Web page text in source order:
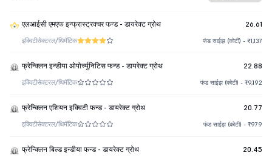
एलआईसी एमएफ इन्फ्रास्ट्रक्चर फन्ड - डायरेक्ट ग्रोथ 26.61
इक्विटीसेक्टरल/थिमॅटिक फंड साईझ (कोटी) - ₹1,137
फ्रेन्क्लिन इन्डीया ओपोर्च्युनिटिस फन्ड - डायरेक्ट ग्रोथ 22.88
इक्विटीसेक्टरल/थिमॅटिक फंड साईझ (कोटी) - ₹9,192
फ्रेन्क्लिन एशियन इक्विटी फन्ड - डायरेक्ट ग्रोथ 20.77
इक्विटीसेक्टरल/थिमॅटिक फंड साईझ (कोटी) - ₹979
फ्रेन्क्लिन बिल्ड इन्डीया फन्ड - डायरेक्ट ग्रोथ 20.45